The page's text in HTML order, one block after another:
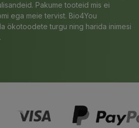
Pakume tooteid mis ei
ega meie tervist. Bio4You
ökotoodete turgu ning harida inimesi